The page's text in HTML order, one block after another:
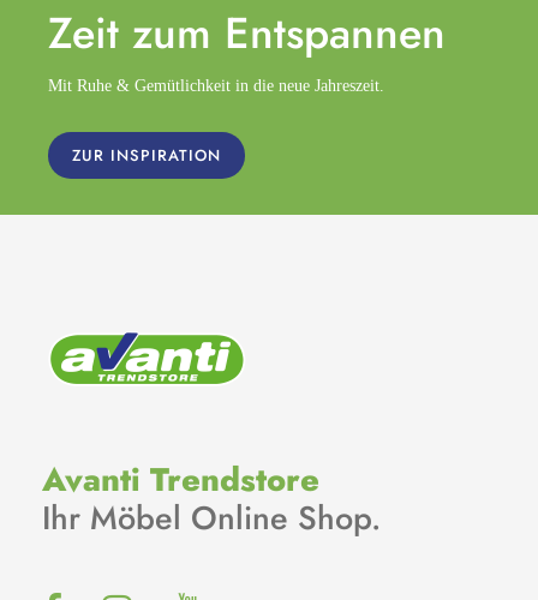
Zeit zum Entspannen
Mit Ruhe & Gemütlichkeit in die neue Jahreszeit.
ZUR INSPIRATION
Avanti Trendstore
Ihr Möbel Online Shop.